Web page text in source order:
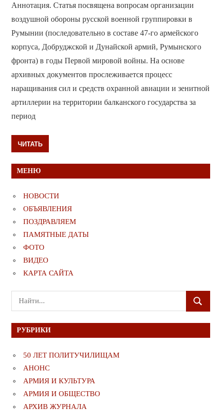
Аннотация. Статья посвящена вопросам организации
воздушной обороны русской военной группировки в
Румынии (последовательно в составе 47-го армейского
корпуса, Добруджской и Дунайской армий, Румынского
фронта) в годы Первой мировой войны. На основе
архивных документов прослеживается процесс
наращивания сил и средств охранной авиации и зенитной
артиллерии на территории балканского государства за
период
ЧИТАТЬ
МЕНЮ
НОВОСТИ
ОБЪЯВЛЕНИЯ
ПОЗДРАВЛЯЕМ
ПАМЯТНЫЕ ДАТЫ
ФОТО
ВИДЕО
КАРТА САЙТА
Поиск
для:
ПОИСК
РУБРИКИ
50 ЛЕТ ПОЛИТУЧИЛИЩАМ
АНОНС
АРМИЯ И КУЛЬТУРА
АРМИЯ И ОБЩЕСТВО
АРХИВ ЖУРНАЛА